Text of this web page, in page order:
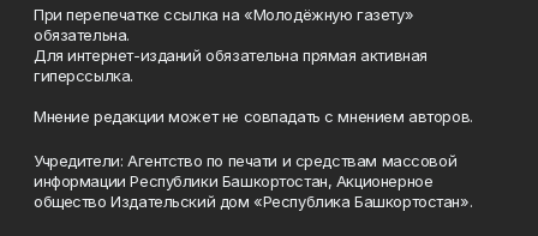
При перепечатке ссылка на «Молодёжную газету»
обязательна.
Для интернет-изданий обязательна прямая активная
гиперссылка.
Мнение редакции может не совпадать с мнением авторов.
Учредители: Агентство по печати и средствам массовой
информации Республики Башкортостан, Акционерное
общество Издательский дом «Республика Башкортостан».